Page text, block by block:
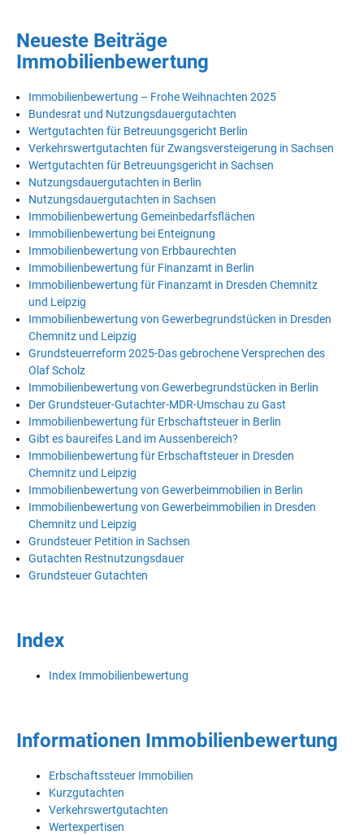
Neueste Beiträge
Immobilienbewertung
Immobilienbewertung – Frohe Weihnachten 2025
Bundesrat und Nutzungsdauergutachten
Wertgutachten für Betreuungsgericht Berlin
Verkehrswertgutachten für Zwangsversteigerung in Sachsen
Wertgutachten für Betreuungsgericht in Sachsen
Nutzungsdauergutachten in Berlin
Nutzungsdauergutachten in Sachsen
Immobilienbewertung Gemeinbedarfsflächen
Immobilienbewertung bei Enteignung
Immobilienbewertung von Erbbaurechten
Immobilienbewertung für Finanzamt in Berlin
Immobilienbewertung für Finanzamt in Dresden Chemnitz
und Leipzig
Immobilienbewertung von Gewerbegrundstücken in Dresden
Chemnitz und Leipzig
Grundsteuerreform 2025-Das gebrochene Versprechen des
Olaf Scholz
Immobilienbewertung von Gewerbegrundstücken in Berlin
Der Grundsteuer-Gutachter-MDR-Umschau zu Gast
Immobilienbewertung für Erbschaftsteuer in Berlin
Gibt es baureifes Land im Aussenbereich?
Immobilienbewertung für Erbschaftsteuer in Dresden
Chemnitz und Leipzig
Immobilienbewertung von Gewerbeimmobilien in Berlin
Immobilienbewertung von Gewerbeimmobilien in Dresden
Chemnitz und Leipzig
Grundsteuer Petition in Sachsen
Gutachten Restnutzungsdauer
Grundsteuer Gutachten
Index
Index Immobilienbewertung
Informationen Immobilienbewertung
Erbschaftssteuer Immobilien
Kurzgutachten
Verkehrswertgutachten
Wertexpertisen